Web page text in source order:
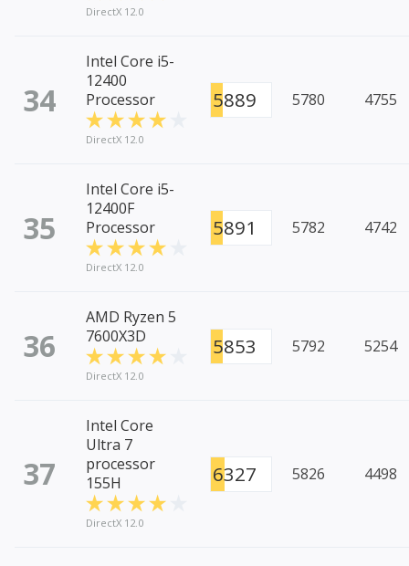
DirectX 12.0
34
Intel Core i5-
12400
Processor
DirectX 12.0
5889 5780 4755
35
Intel Core i5-
12400F
Processor
DirectX 12.0
5891 5782 4742
36
AMD Ryzen 5
7600X3D
DirectX 12.0
5853 5792 5254
37
Intel Core
Ultra 7
processor
155H
DirectX 12.0
6327 5826 4498